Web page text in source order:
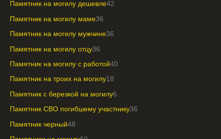
Памятник на могилу дешевле42
Памятник на могилу маме36
Памятник на могилу мужчине36
Памятник на могилу отцу36
Памятник на могилу с работой40
Памятник на троих на могилу18
Памятник с березкой на могилу6
Памятник СВО погибшему участнику36
Памятник черный48